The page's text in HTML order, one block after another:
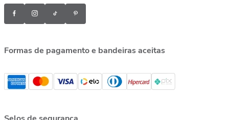
Formas de pagamento e bandeiras aceitas